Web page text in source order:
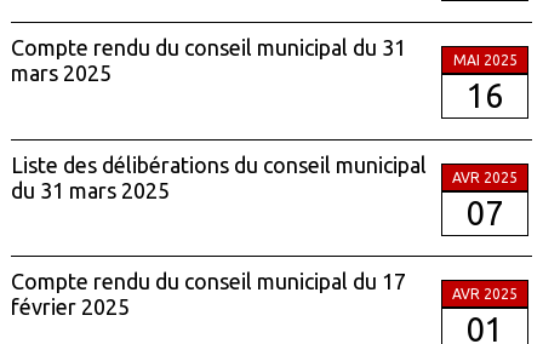
Compte rendu du conseil municipal du 31
mars 2025
MAI 2025
16
Liste des délibérations du conseil municipal
du 31 mars 2025
AVR 2025
07
Compte rendu du conseil municipal du 17
février 2025
AVR 2025
01